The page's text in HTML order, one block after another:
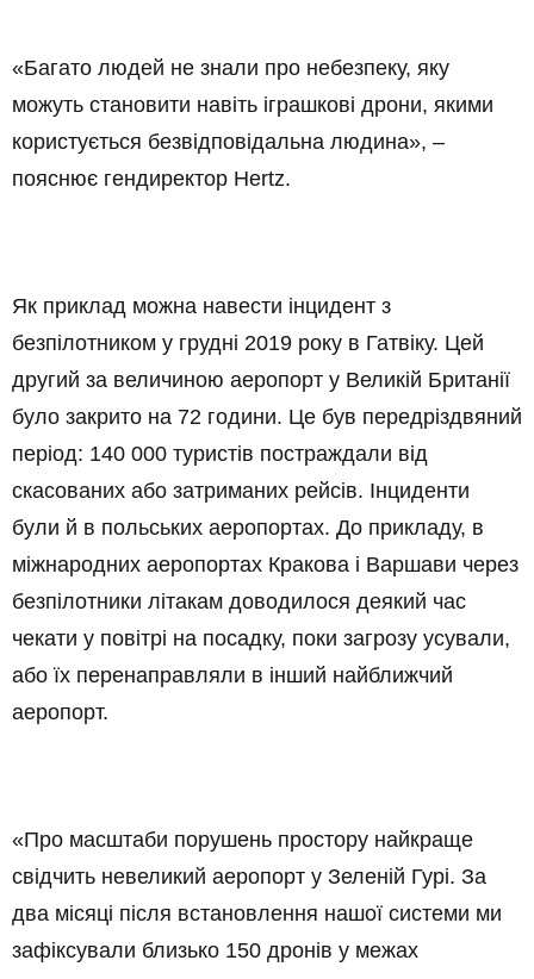
«Багато людей не знали про небезпеку, яку
можуть становити навіть іграшкові дрони, якими
користується безвідповідальна людина», –
пояснює гендиректор Hertz.
Як приклад можна навести інцидент з
безпілотником у грудні 2019 року в Гатвіку. Цей
другий за величиною аеропорт у Великій Британії
було закрито на 72 години. Це був передріздвяний
період: 140 000 туристів постраждали від
скасованих або затриманих рейсів. Інциденти
були й в польських аеропортах. До прикладу, в
міжнародних аеропортах Кракова і Варшави через
безпілотники літакам доводилося деякий час
чекати у повітрі на посадку, поки загрозу усували,
або їх перенаправляли в інший найближчий
аеропорт.
«Про масштаби порушень простору найкраще
свідчить невеликий аеропорт у Зеленій Гурі. За
два місяці після встановлення нашої системи ми
зафіксували близько 150 дронів у межах